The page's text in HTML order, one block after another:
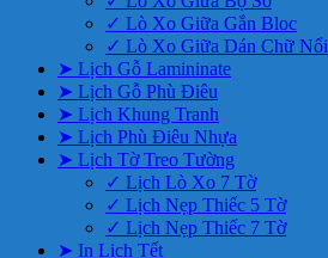
✓ Lò Xo Giữa Gắn Bloc
✓ Lò Xo Giữa Dán Chữ Nổi
➤ Lịch Gỗ Lamininate
➤ Lịch Gỗ Phù Điêu
➤ Lịch Khung Tranh
➤ Lịch Phù Điêu Nhựa
➤ Lịch Tờ Treo Tường
✓ Lịch Lò Xo 7 Tờ
✓ Lịch Nẹp Thiếc 5 Tờ
✓ Lịch Nẹp Thiếc 7 Tờ
➤ In Lịch Tết